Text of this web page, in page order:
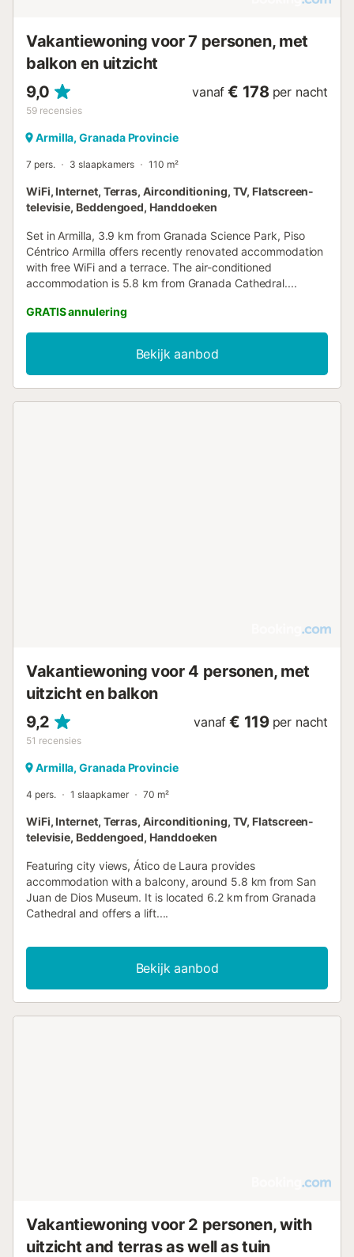
Vakantiewoning voor 7 personen, met
balkon en uitzicht
9,0
59 recensies
vanaf € 178 per nacht
Armilla, Granada Provincie
7 pers. 3 slaapkamers 110 m²
WiFi, Internet, Terras, Airconditioning, TV, Flatscreen-
televisie, Beddengoed, Handdoeken
Set in Armilla, 3.9 km from Granada Science Park, Piso
Céntrico Armilla offers recently renovated accommodation
with free WiFi and a terrace. The air-conditioned
accommodation is 5.8 km from Granada Cathedral....
GRATIS annulering
Bekijk aanbod
Vakantiewoning voor 4 personen, met
uitzicht en balkon
9,2
51 recensies
vanaf € 119 per nacht
Armilla, Granada Provincie
4 pers. 1 slaapkamer 70 m²
WiFi, Internet, Terras, Airconditioning, TV, Flatscreen-
televisie, Beddengoed, Handdoeken
Featuring city views, Ático de Laura provides
accommodation with a balcony, around 5.8 km from San
Juan de Dios Museum. It is located 6.2 km from Granada
Cathedral and offers a lift....
Bekijk aanbod
Vakantiewoning voor 2 personen, with
uitzicht and terras as well as tuin